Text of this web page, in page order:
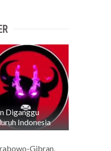
Diganggu
Indonesia
Gibran,